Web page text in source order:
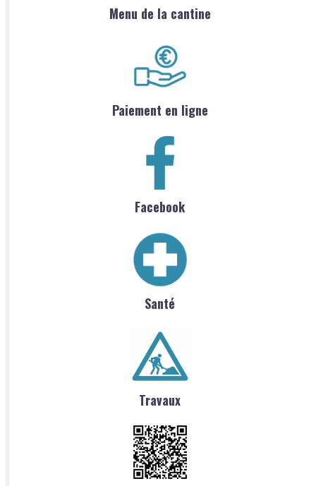
Menu de la cantine
Paiement en ligne
Facebook
Santé
Travaux